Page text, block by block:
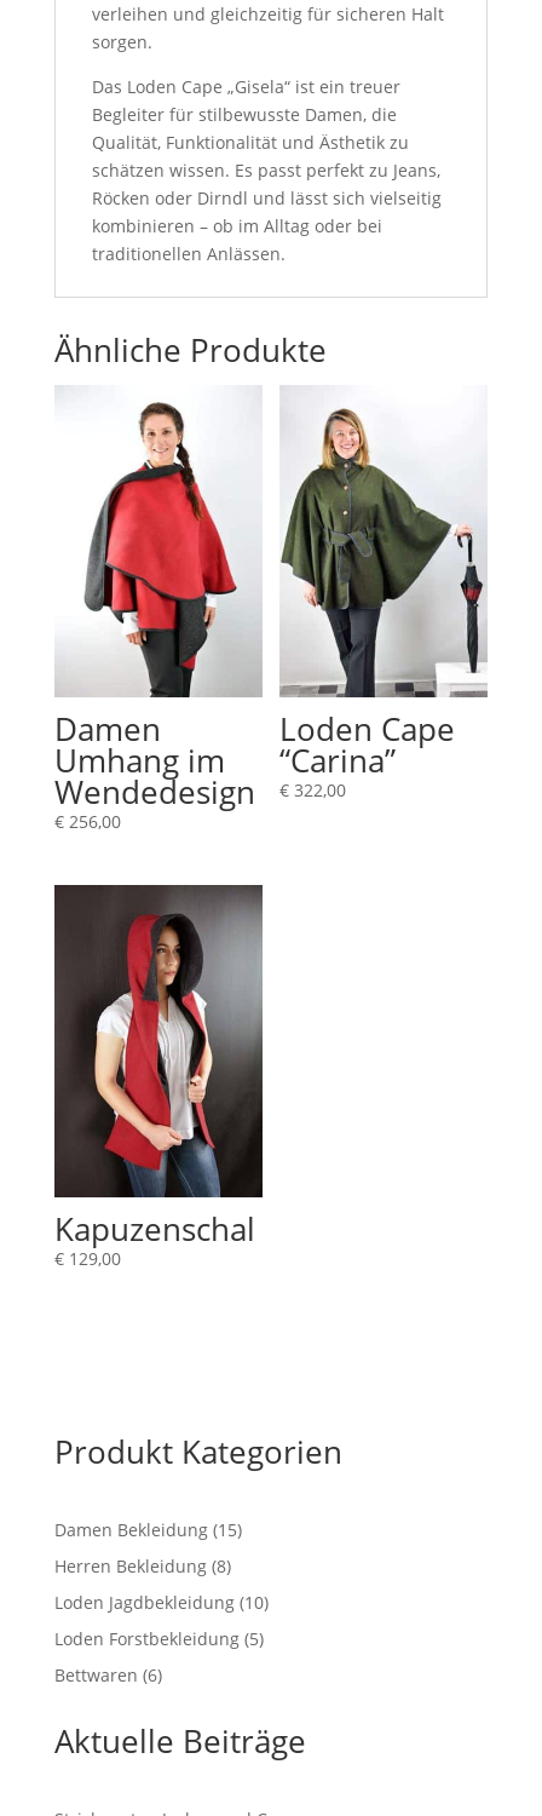
verleihen und gleichzeitig für sicheren Halt
sorgen.
Das Loden Cape „Gisela“ ist ein treuer
Begleiter für stilbewusste Damen, die
Qualität, Funktionalität und Ästhetik zu
schätzen wissen. Es passt perfekt zu Jeans,
Röcken oder Dirndl und lässt sich vielseitig
kombinieren – ob im Alltag oder bei
traditionellen Anlässen.
Ähnliche Produkte
Damen
Umhang im
Wendedesign
€256,00
Loden Cape
“Carina”
€ 322,00
Kapuzenschal
€129,00
Produkt Kategorien
Damen Bekleidung 1515
Herren Bekleidung 88
Produkte
Loden Jagdbekleidung 1010
Produkte
Loden Forstbekleidung 55
Bettwaren 66
Aktuelle Beiträge